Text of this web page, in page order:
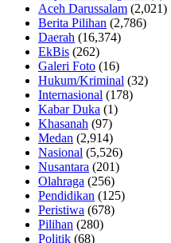
Abyadi For Wagubsu(3)
Aceh Darussalam(2,021)
Berita Pilihan(2,786)
Daerah(16,374)
EkBis (262)
Galeri Foto(16)
Hukum/Kriminal(32)
Internasional (178)
Kabar Duka(1)
Khasanah(97)
Medan(2,914)
Nasional(5,526)
Nusantara(201)
Olahraga(256)
Pendidikan(125)
Peristiwa(678)
Pilihan (280)